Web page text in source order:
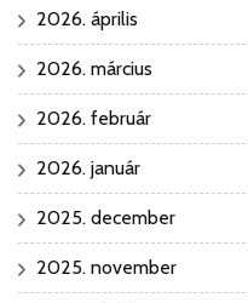
2026. április
2026. március
2026. február
2026. január
2025. december
2025. november